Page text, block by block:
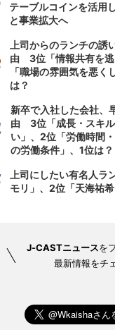
テーブルコインを活用
と事業拡大へ
上司からのランチの誘
由 3位「情報共有を
「職場の雰囲気を悪く
は？
新卒で入社した会社、
由 3位「成長・スキ
い」、2位「労働時間
の労働条件」、1位は？
上司にしたい有名人
モリ」、2位「天海祐
J-CASTニュースを
最新情報をチ